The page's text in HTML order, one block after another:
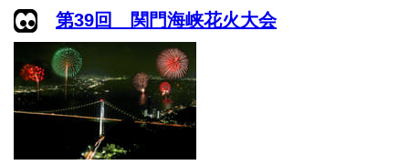
第39回 関門海峡花火大会